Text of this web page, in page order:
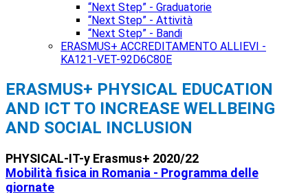
“Next Step” - Graduatorie
“Next Step” - Attività
“Next Step” - Bandi
ERASMUS+ ACCREDITAMENTO ALLIEVI -
KA121-VET-92D6C80E
ERASMUS+ PHYSICAL EDUCATION
AND ICT TO INCREASE WELLBEING
AND SOCIAL INCLUSION
PHYSICAL-IT-y Erasmus+ 2020/22
Mobilità fisica in Romania - Programma delle
giornate